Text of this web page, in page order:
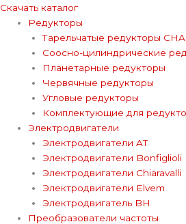
Скачать каталог
Редукторы
Тарельчатые редукторы CHA
Соосно-цилиндрические
Планетарные редукторы
Червячные редукторы
Угловые редукторы
Комплектующие для
Электродвигатели
Электродвигатели AT
Электродвигатели Bonfiglioli
Электродвигатели Chiaravalli
Электродвигатели Elvem
Электродвигатель BH
Преобразователи частоты